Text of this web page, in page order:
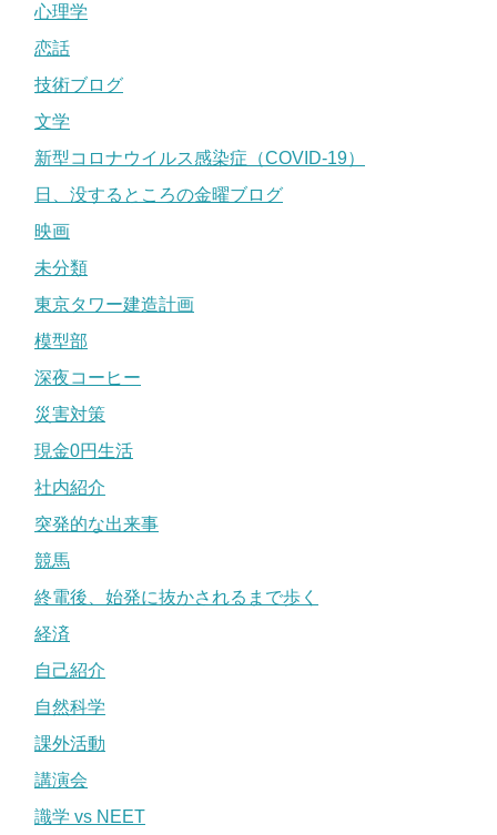
心理学
恋話
技術ブログ
文学
新型コロナウイルス感染症（COVID-19）
日、没するところの金曜ブログ
映画
未分類
東京タワー建造計画
模型部
深夜コーヒー
災害対策
現金0円生活
社内紹介
突発的な出来事
競馬
終電後、始発に抜かされるまで歩く
経済
自己紹介
自然科学
課外活動
講演会
識学 vs NEET